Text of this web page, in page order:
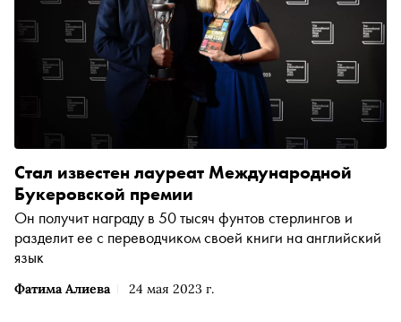
Фатима Алиева 24 мая 2023 г.
Стал известен лауреат Международной
Букеровской премии
Он получит награду в 50 тысяч фунтов стерлингов и
разделит ее с переводчиком своей книги на английский
язык